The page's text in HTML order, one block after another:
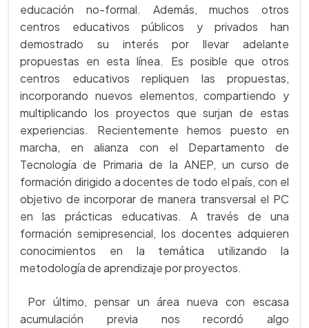
educación no-formal. Además, muchos otros
centros educativos públicos y privados han
demostrado su interés por llevar adelante
propuestas en esta línea. Es posible que otros
centros educativos repliquen las propuestas,
incorporando nuevos elementos, compartiendo y
multiplicando los proyectos que surjan de estas
experiencias. Recientemente hemos puesto en
marcha, en alianza con el Departamento de
Tecnología de Primaria de la ANEP, un curso de
formación dirigido a docentes de todo el país, con el
objetivo de incorporar de manera transversal el PC
en las prácticas educativas. A través de una
formación semipresencial, los docentes adquieren
conocimientos en la temática utilizando la
metodología de aprendizaje por proyectos.
Por último, pensar un área nueva con escasa
acumulación previa nos recordó algo